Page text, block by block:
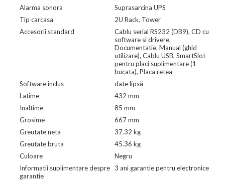
Alarma sonora
Suprasarcina UPS
Tip carcasa
2U Rack, Tower
Accesorii standard
Cablu serial RS232 (DB9), CD cu
software si drivere,
Documentatie, Manual (ghid
utilizare), Cablu USB, SmartSlot
pentru placi suplimentare (1
bucata), Placa retea
Software inclus
date lipsă
Latime
432 mm
Inaltime
85 mm
Grosime
667 mm
Greutate neta
37.32 kg
Greutate bruta
45.36 kg
Culoare
Negru
Informatii suplimentare despre
garantie
3 ani garantie pentru electronice